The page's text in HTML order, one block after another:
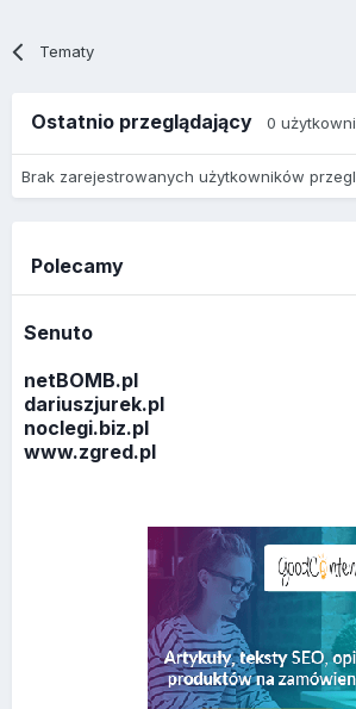
Tematy
Ostatnio przeglądający 0
Brak zarejestrowanych użytkowników
Polecamy
Senuto
netBOMB.pl
dariuszjurek.pl
noclegi.biz.pl
www.zgred.pl